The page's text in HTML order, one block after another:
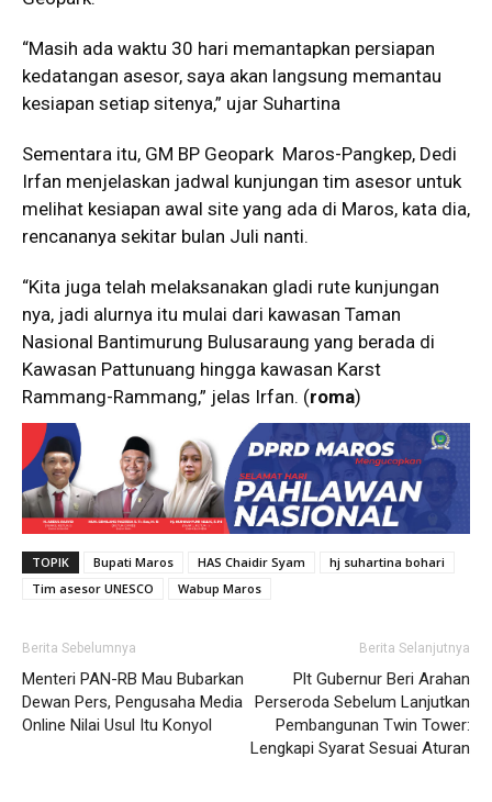
“Masih ada waktu 30 hari memantapkan persiapan
kedatangan asesor, saya akan langsung memantau
kesiapan setiap sitenya,” ujar Suhartina
Sementara itu, GM BP Geopark Maros-Pangkep, Dedi
Irfan menjelaskan jadwal kunjungan tim asesor untuk
melihat kesiapan awal site yang ada di Maros, kata dia,
rencananya sekitar bulan Juli nanti.
“Kita juga telah melaksanakan gladi rute kunjungan
nya, jadi alurnya itu mulai dari kawasan Taman
Nasional Bantimurung Bulusaraung yang berada di
Kawasan Pattunuang hingga kawasan Karst
Rammang-Rammang,” jelas Irfan. (roma)
TOPIK Bupati Maros HAS Chaidir Syam
hj suhartina bohari
Tim asesor UNESCO
Wabup Maros
Berita Sebelumnya
Menteri PAN-RB Mau Bubarkan
Dewan Pers, Pengusaha Media
Online Nilai Usul Itu Konyol
Berita Selanjutnya
Plt Gubernur Beri Arahan
Perseroda Sebelum Lanjutkan
Pembangunan Twin Tower:
Lengkapi Syarat Sesuai Aturan